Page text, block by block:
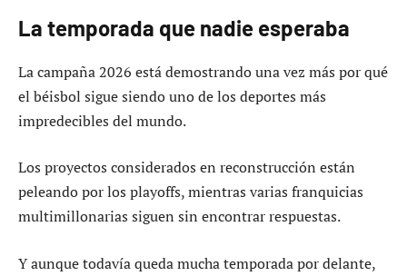
La temporada que nadie esperaba
La campaña 2026 está demostrando una vez más por qué
el béisbol sigue siendo uno de los deportes más
impredecibles del mundo.
Los proyectos considerados en reconstrucción están
peleando por los playoffs, mientras varias franquicias
multimillonarias siguen sin encontrar respuestas.
Y aunque todavía queda mucha temporada por delante,